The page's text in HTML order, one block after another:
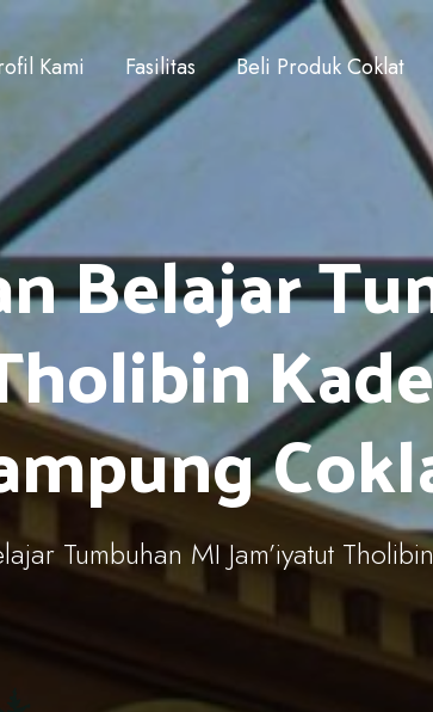
Kami Fasilitas Beli Produk Coklat
Belajar
Tumbuhan MI Jam’iyatut